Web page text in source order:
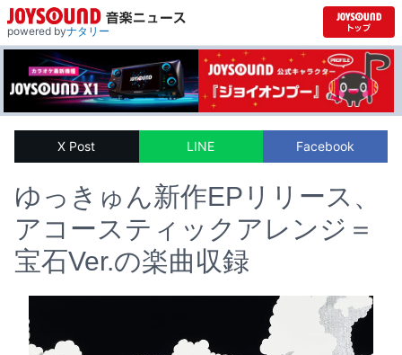
powered byナタリー
X Post LINE Facebook
ゆっきゅん新作EPリリース、
アコースティックアレンジ＝
宝石Ver.の楽曲収録